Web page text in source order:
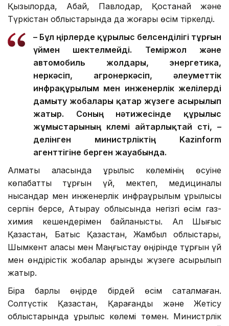
Қызылорда, Абай, Павлодар, Қостанай және
Түркістан облыстарында да жоғары өсім тіркелді.
– Бұл өңірлерде құрылыс белсенділігі тұрғын
үймен шектелмейді. Теміржол және
автомобиль жолдары, энергетика,
өнеркәсіп, агроөнеркәсіп, әлеуметтік
инфрақұрылым мен инженерлік желілерді
дамыту жобалары қатар жүзеге асырылып
жатыр. Соның нәтижесінде құрылыс
жұмыстарының көлемі айтарлықтай өсті, –
делінген министрліктің Kazinform
агенттігіне берген жауабында.
Алматы қаласында құрылыс көлемінің өсуіне
көпқабатты тұрғын үй, мектеп, медициналық
нысандар мен инженерлік инфрақұрылым құрылысы
серпін берсе, Атырау облысында негізгі өсім газ-
химия кешендерімен байланысты. Ал Шығыс
Қазақстан, Батыс Қазақстан, Жамбыл облыстары,
Шымкент қаласы мен Маңғыстау өңірінде тұрғын үй
мен өндірістік жобалар қарқынды жүзеге асырылып
жатыр.
Бірақ барлық өңірде бірдей өсім сақталмаған.
Солтүстік Қазақстан, Қарағанды және Жетісу
облыстарында құрылыс көлемі төмен. Министрлік